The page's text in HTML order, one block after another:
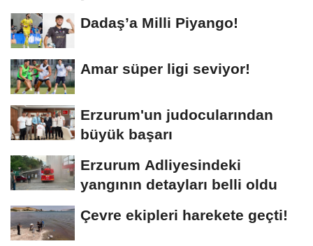
Dadaş’a Milli Piyango!
Amar süper ligi seviyor!
Erzurum'un judocularından
büyük başarı
Erzurum Adliyesindeki
yangının detayları belli oldu
Çevre ekipleri harekete geçti!